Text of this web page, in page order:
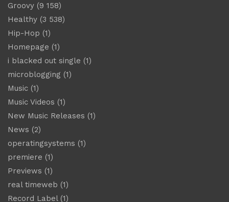
Groovy (9 158)
Healthy (3 538)
Hip-Hop (1)
Homepage (1)
i blacked out single (1)
microblogging (1)
Music (1)
Music Videos (1)
New Music Releases (1)
News (2)
operatingsystems (1)
premiere (1)
Previews (1)
real timeweb (1)
Record Label(1)